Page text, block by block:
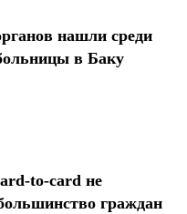
нашли среди
в Баку
to-card не
граждан